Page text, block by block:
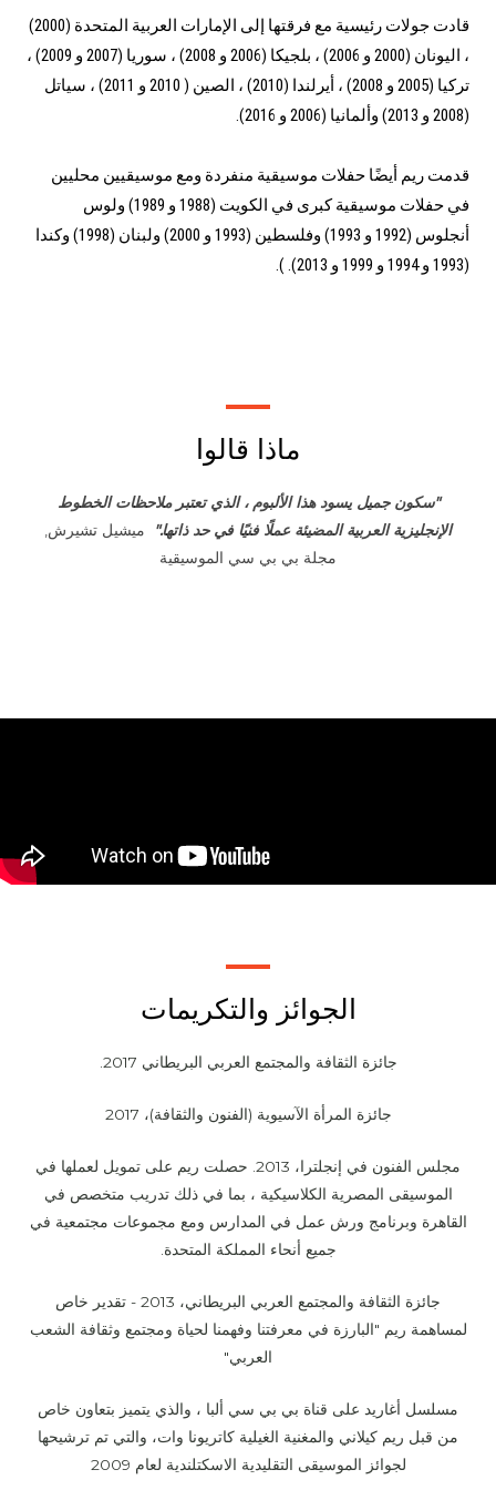
قادت جولات رئيسية مع فرقتها إلى الإمارات العربية المتحدة (2000)
، اليونان (2000 و 2006) ، بلجيكا (2006 و 2008) ، سوريا (2007 و 2009) ،
تركيا (2005 و 2008) ، أيرلندا (2010) ، الصين ( 2010 و 2011) ، سياتل
(2008 و 2013) وألمانيا (2006 و 2016).
قدمت ريم أيضًا حفلات موسيقية منفردة ومع موسيقيين محليين
في حفلات موسيقية كبرى في الكويت (1988 و 1989) ولوس
أنجلوس (1992 و 1993) وفلسطين (1993 و 2000) ولبنان (1998) وكندا
(1993 و 1994 و 1999 و 2013). ).
ماذا قالوا
"سكون جميل يسود هذا الألبوم ، الذي تعتبر ملاحظات الخطوط
الإنجليزية العربية المضيئة عملًا فنيًا في حد ذاتها."
ميشيل تشيرش,
مجلة بي بي سي الموسيقية
الجوائز والتكريمات
جائزة الثقافة والمجتمع العربي البريطاني 2017.
جائزة المرأة الآسيوية (الفنون والثقافة)، 2017
مجلس الفنون في إنجلترا، 2013. حصلت ريم على تمويل لعملها في
الموسيقى المصرية الكلاسيكية ، بما في ذلك تدريب متخصص في
القاهرة وبرنامج ورش عمل في المدارس ومع مجموعات مجتمعية في
جميع أنحاء المملكة المتحدة.
جائزة الثقافة والمجتمع العربي البريطاني، 2013 - تقدير خاص
لمساهمة ريم "البارزة في معرفتنا وفهمنا لحياة ومجتمع وثقافة الشعب
العربي"
مسلسل أغاريد على قناة بي بي سي ألبا ، والذي يتميز بتعاون خاص
من قبل ريم كيلاني والمغنية الغيلية كاتريونا وات، والتي تم ترشيحها
لجوائز الموسيقى التقليدية الاسكتلندية لعام 2009